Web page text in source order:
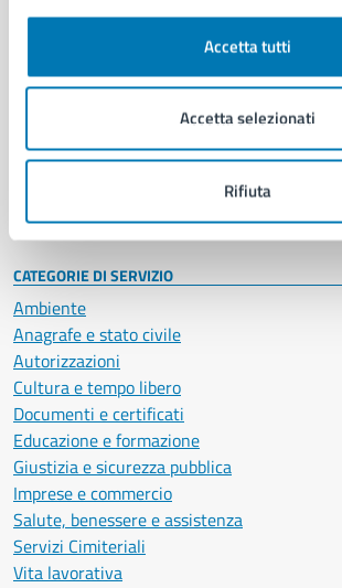
Accetta tutti
Accetta selezionati
Rifiuta
Organi di governo
Enti e fondazioni
Personale amministrativo
Intranet, posta aziendale e protocollo
CATEGORIE DI SERVIZIO
Ambiente
Anagrafe e stato civile
Autorizzazioni
Cultura e tempo libero
Documenti e certificati
Educazione e formazione
Giustizia e sicurezza pubblica
Imprese e commercio
Salute, benessere e assistenza
Servizi Cimiteriali
Vita lavorativa